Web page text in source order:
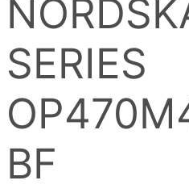
SERIES
BF